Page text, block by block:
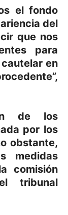
el fondo
del
que nos
para
en
de los
por los
obstante,
medidas
comisión
tribunal